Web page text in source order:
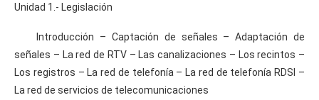
Unidad 1.- Legislación
Introducción – Captación de señales – Adaptación de
señales – La red de RTV – Las canalizaciones – Los recintos –
Los registros – La red de telefonía – La red de telefonía RDSI –
La red de servicios de telecomunicaciones